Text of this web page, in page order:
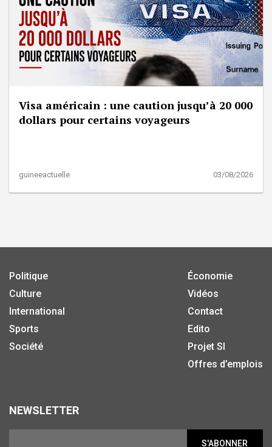
Visa américain : une caution jusqu’à 20 000
dollars pour certains voyageurs
guineeactuelle 03/08/2026
Politique
Culture
International
Sports
Société
Économie
Vidéos
Contact
Edito
Projet SI
Offres d’emplois
NEWSLETTER
S'ABONNER